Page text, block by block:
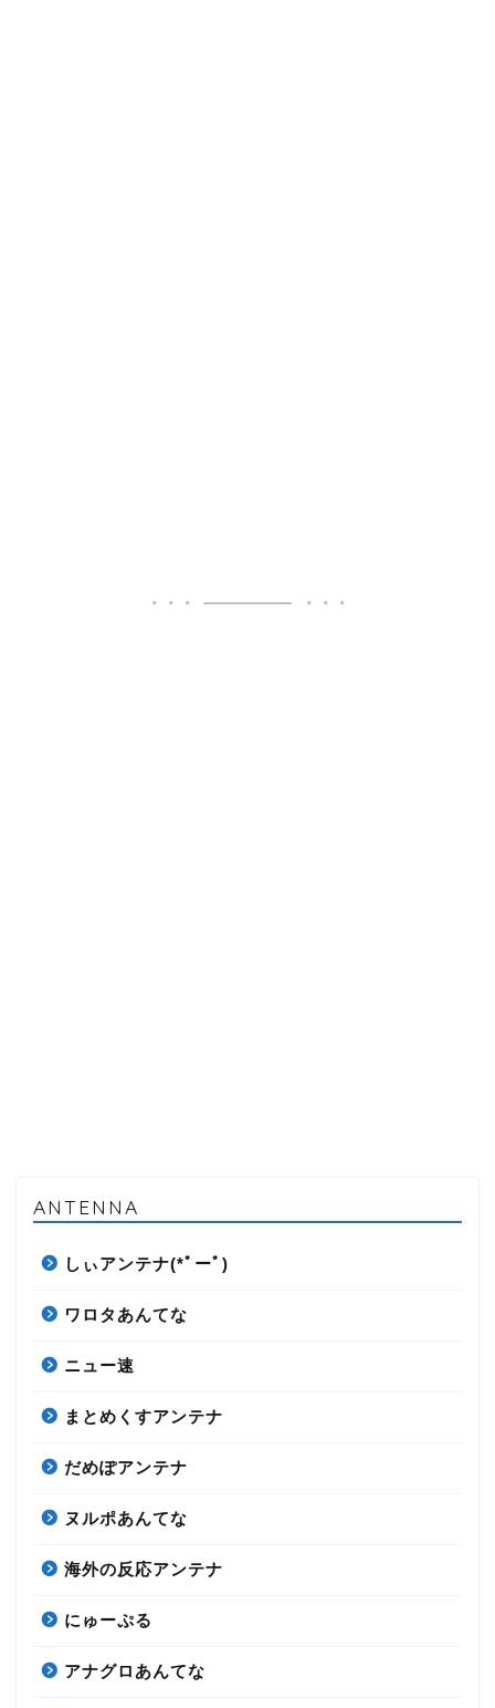
ANTENNA
しぃアンテナ(*ﾟーﾟ)
ワロタあんてな
ニュー速
まとめくすアンテナ
だめぽアンテナ
ヌルポあんてな
海外の反応アンテナ
にゅーぷる
アナグロあんてな